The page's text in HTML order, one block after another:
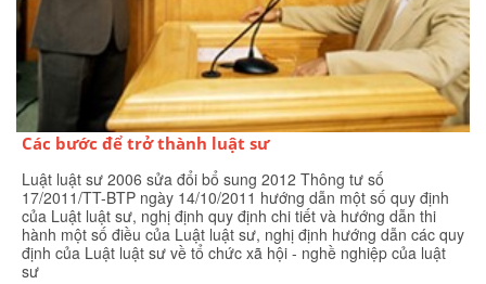
Các bước để trở thành luật sư
Luật luật sư 2006 sửa đổi bổ sung 2012 Thông tư số
17/2011/TT-BTP ngày 14/10/2011 hướng dẫn một số quy định
của Luật luật sư, nghị định quy định chi tiết và hướng dẫn thi
hành một số điều của Luật luật sư, nghị định hướng dẫn các quy
định của Luật luật sư về tổ chức xã hội - nghề nghiệp của luật
sư